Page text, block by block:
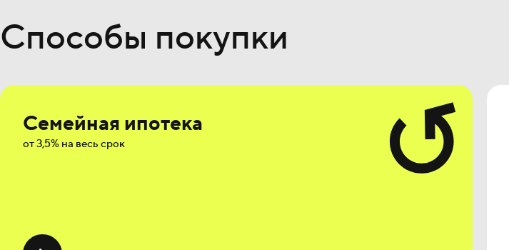
Способы покупки
Семейная ипотека
от 3,5% на весь срок